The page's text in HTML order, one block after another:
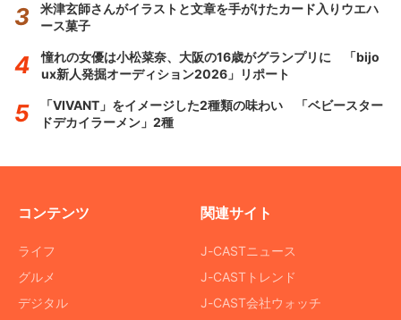
米津玄師さんがイラストと文章を手がけたカード入りウエハ
ース菓子
憧れの女優は小松菜奈、大阪の16歳がグランプリに 「bijo
ux新人発掘オーディション2026」リポート
「VIVANT」をイメージした2種類の味わい 「ベビースター
ドデカイラーメン」2種
コンテンツ
ライフ
グルメ
デジタル
関連サイト
J-CASTニュース
J-CASTトレンド
J-CAST会社ウォッチ